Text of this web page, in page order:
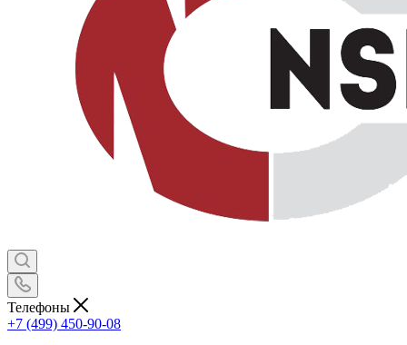
Телефоны
+7 (499) 450-90-08